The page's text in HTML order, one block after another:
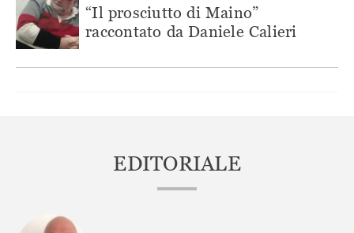
“Il prosciutto di Maino”
raccontato da Daniele Calieri
EDITORIALE